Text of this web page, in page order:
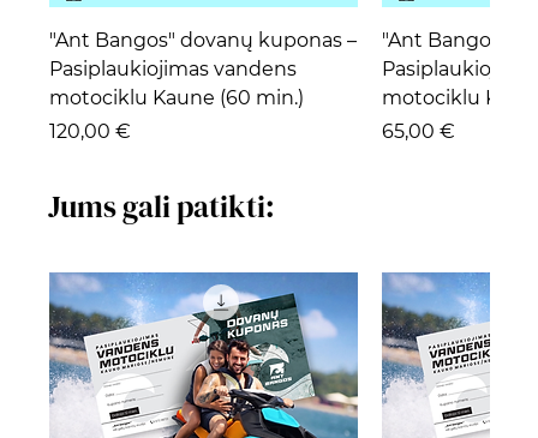
"Ant Bangos" dovanų kuponas –
Pasiplaukiojimas vandens
motociklu Kaune (60 min.)
Kaina
120,00 €
"Ant Bangos"
motociklu
Kaina
65,00 €
Jums gali patikti: